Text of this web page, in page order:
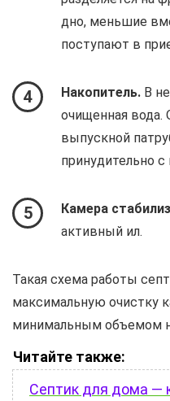
дно, меньшие
поступают в
4 Накопитель. В
очищенная вода.
выпускной
принудительно
5 Камера
активный ил.
Такая схема работы
максимальную очистку
минимальным объемом
Читайте также:
Септик для дома —